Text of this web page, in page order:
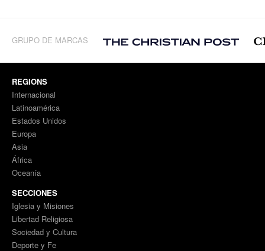
GRUPO DE MARCAS
REGIONS
Internacional
Latinoamérica
Estados Unidos
Europa
Asia
África
Oceanía
SECCIONES
Iglesia y Misiones
Libertad Religiosa
Sociedad y Cultura
Deporte y Fe